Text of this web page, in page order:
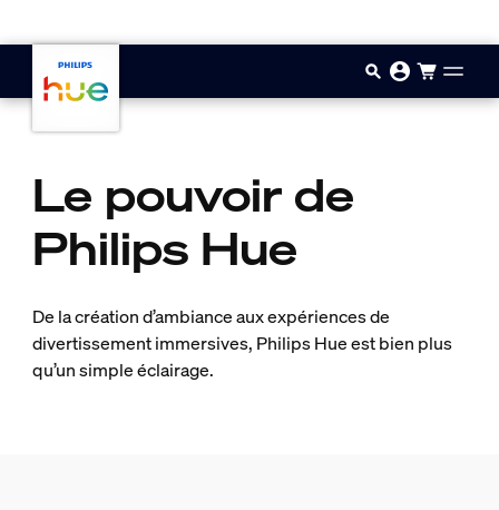
Le pouvoir de
Philips Hue
De la création d’ambiance aux expériences de
divertissement immersives, Philips Hue est bien plus
qu’un simple éclairage.